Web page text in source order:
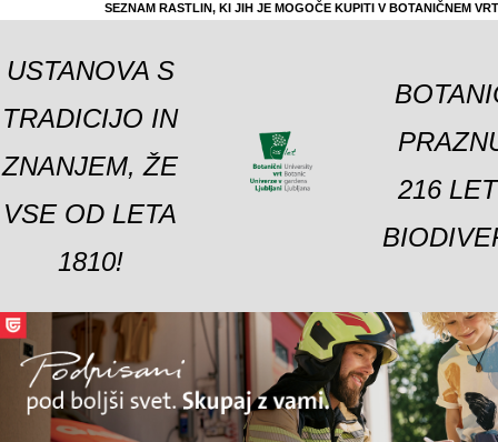
SEZNAM RASTLIN, KI JIH JE MOGOČE KUPITI V BOTANIČNEM
USTANOVA S
TRADICIJO IN
ZNANJEM, ŽE
VSE OD LETA
1810!
216